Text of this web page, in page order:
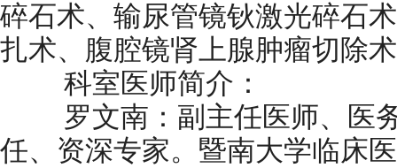
碎石术、输尿管镜钬激光碎石
扎术、腹腔镜肾上腺肿瘤切除
科室医师简介：
罗文南：副主任医师、医务
任、资深专家。暨南大学临床